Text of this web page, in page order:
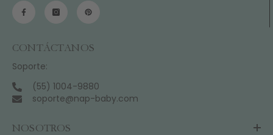
CONTÁCTANOS
Soporte:
(55) 1004-9880
soporte@nap-baby.com
NOSOTROS